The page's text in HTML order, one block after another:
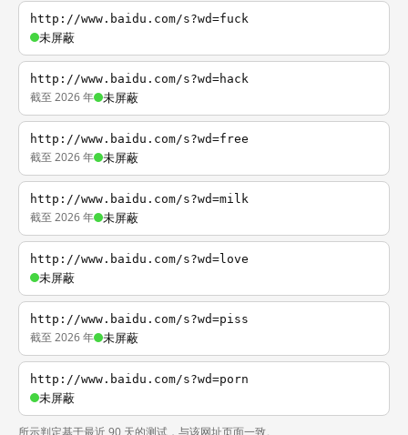
http://www.baidu.com/s?wd=fuck
未屏蔽
http://www.baidu.com/s?wd=hack
截至 2026 年 未屏蔽
http://www.baidu.com/s?wd=free
截至 2026 年 未屏蔽
http://www.baidu.com/s?wd=milk
截至 2026 年 未屏蔽
http://www.baidu.com/s?wd=love
未屏蔽
http://www.baidu.com/s?wd=piss
截至 2026 年 未屏蔽
http://www.baidu.com/s?wd=porn
未屏蔽
所示判定基于最近 90 天的测试，与该网址页面一致。